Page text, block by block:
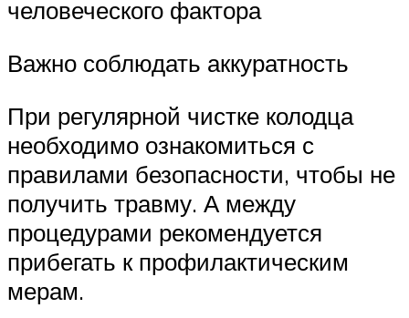
человеческого фактора
Важно соблюдать аккуратность
При регулярной чистке колодца
необходимо ознакомиться с
правилами безопасности, чтобы не
получить травму. А между
процедурами рекомендуется
прибегать к профилактическим
мерам.